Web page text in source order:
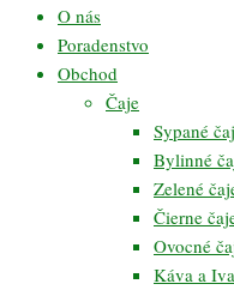
O nás
Poradenstvo
Obchod
Čaje
Sypané
Bylinné
Zelené
Čierne
Ovocné
Káva a